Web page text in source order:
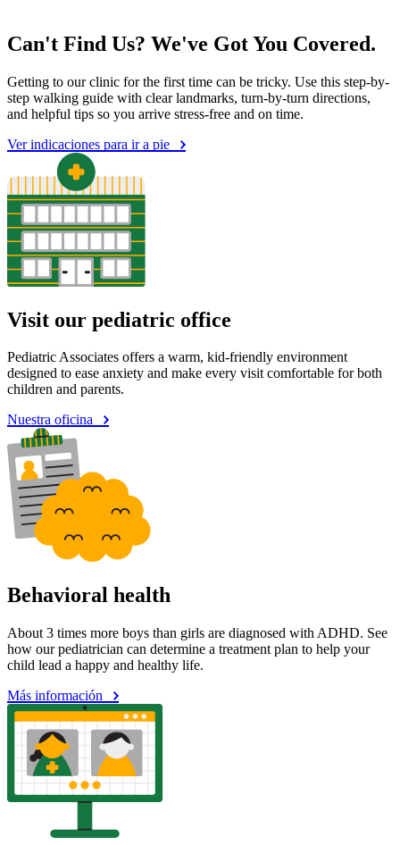
Can't Find Us? We've Got You Covered.
Getting to our clinic for the first time can be tricky. Use this step-by-
step walking guide with clear landmarks, turn-by-turn directions,
and helpful tips so you arrive stress-free and on time.
Ver indicaciones para ir a pie
Visit our pediatric office
Pediatric Associates offers a warm, kid-friendly environment
designed to ease anxiety and make every visit comfortable for both
children and parents.
Nuestra oficina
Behavioral health
About 3 times more boys than girls are diagnosed with ADHD. See
how our pediatrician can determine a treatment plan to help your
child lead a happy and healthy life.
Más información